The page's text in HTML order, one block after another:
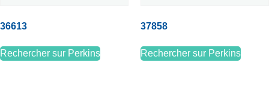
36613
Rechercher sur Perkins
37858
Rechercher sur Perkins